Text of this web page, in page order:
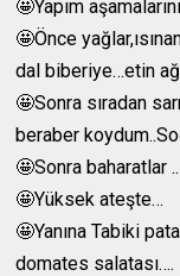
🤩Yapım
🤩Önce
dal biberiye…etin
🤩Sonra sıradan
beraber
🤩Sonra baharatlar ..
🤩Yüksek ateşte…
🤩Yanına Tabiki
domates salatası….